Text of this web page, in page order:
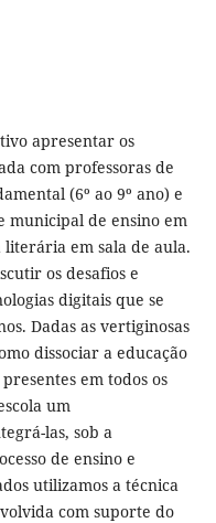
apresentar os
com professoras de
(6º ao 9º ano) e
municipal de ensino em
em sala de aula.
os desafios e
digitais que se
Dadas as vertiginosas
dissociar a educação
em todos os
um
las, sob a
de ensino e
utilizamos a técnica
com suporte do